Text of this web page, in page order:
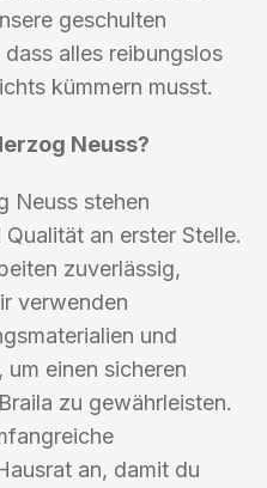
geschulten
alles reibungslos
kümmern musst.
Neuss?
Neuss stehen
an erster Stelle.
zuverlässig,
verwenden
und
einen sicheren
zu gewährleisten.
an, damit du